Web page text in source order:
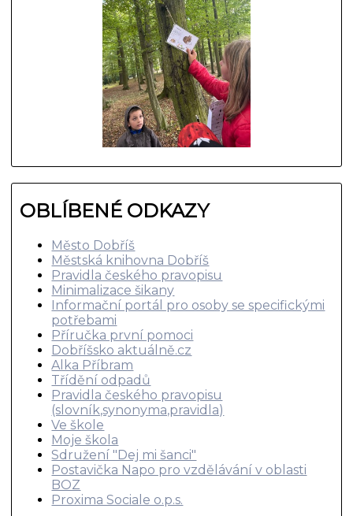
OBLÍBENÉ ODKAZY
Město Dobříš
Městská knihovna Dobříš
Pravidla českého pravopisu
Minimalizace šikany
Informační portál pro osoby se specifickými
potřebami
Příručka první pomoci
Dobříšsko aktuálně.cz
Alka Příbram
Třídění odpadů
Pravidla českého pravopisu
(slovník,synonyma,pravidla)
Ve škole
Moje škola
Sdružení "Dej mi šanci"
Postavička Napo pro vzdělávání v oblasti
BOZ
Proxima Sociale o.p.s.